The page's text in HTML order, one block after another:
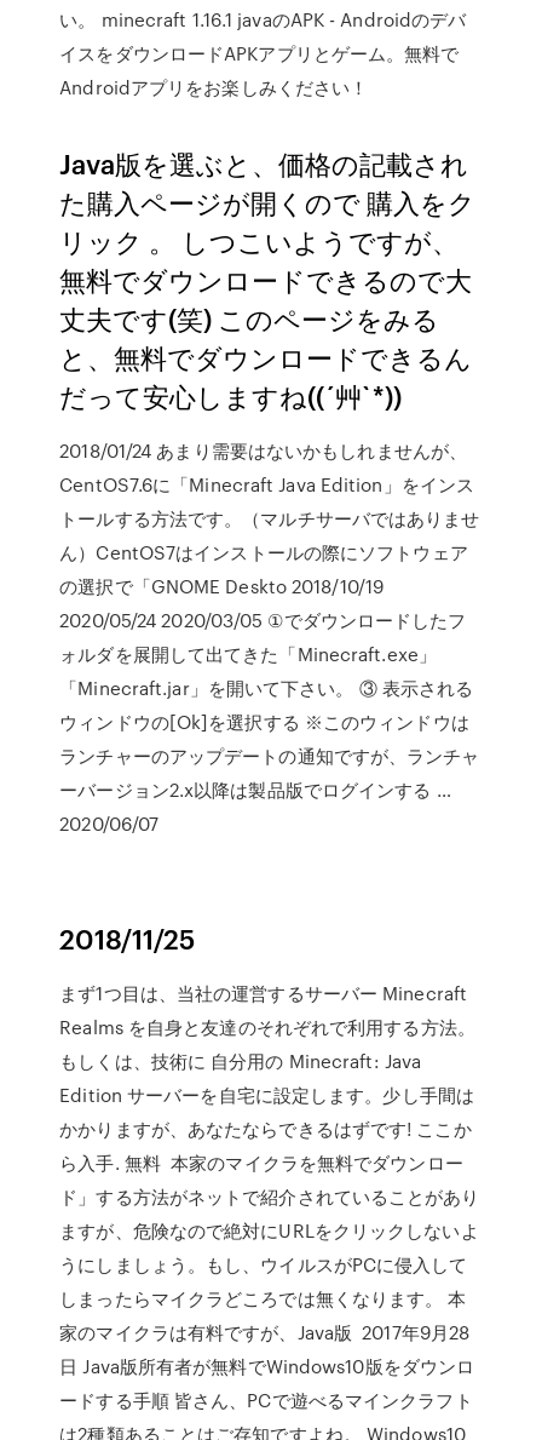
い。 minecraft 1.16.1 javaのAPK - Androidのデバ
イスをダウンロードAPKアプリとゲーム。無料で
Androidアプリをお楽しみください！
Java版を選ぶと、価格の記載され
た購入ページが開くので 購入をク
リック 。 しつこいようですが、
無料でダウンロードできるので大
丈夫です(笑) このページをみる
と、無料でダウンロードできるん
だって安心しますね((´艸`*))
2018/01/24 あまり需要はないかもしれませんが、
CentOS7.6に「Minecraft Java Edition」をインス
トールする方法です。（マルチサーバではありませ
ん）CentOS7はインストールの際にソフトウェア
の選択で「GNOME Deskto 2018/10/19
2020/05/24 2020/03/05 ①でダウンロードしたフ
ォルダを展開して出てきた「Minecraft.exe」
「Minecraft.jar」を開いて下さい。 ③ 表示される
ウィンドウの[Ok]を選択する ※このウィンドウは
ランチャーのアップデートの通知ですが、ランチャ
ーバージョン2.x以降は製品版でログインする …
2020/06/07
2018/11/25
まず1つ目は、当社の運営するサーバー Minecraft
Realms を自身と友達のそれぞれで利用する方法。
もしくは、技術に 自分用の Minecraft: Java
Edition サーバーを自宅に設定します。少し手間は
かかりますが、あなたならできるはずです! ここか
ら入手. 無料 本家のマイクラを無料でダウンロー
ド」する方法がネットで紹介されていることがあり
ますが、危険なので絶対にURLをクリックしないよ
うにしましょう。もし、ウイルスがPCに侵入して
しまったらマイクラどころでは無くなります。 本
家のマイクラは有料ですが、Java版 2017年9月28
日 Java版所有者が無料でWindows10版をダウンロ
ードする手順 皆さん、PCで遊べるマインクラフト
は2種類あることはご存知ですよね。 Windows10